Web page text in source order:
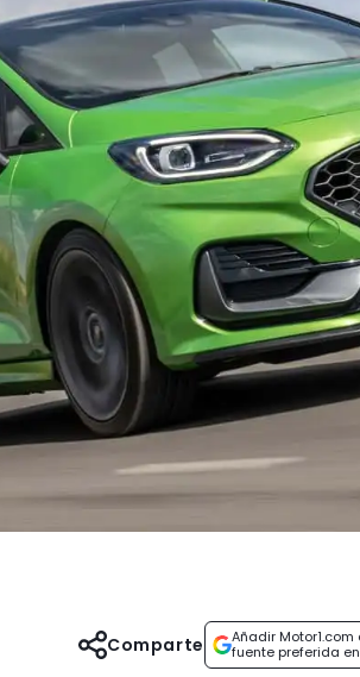
Añadir Motor1.com
fuente preferida
Comparte